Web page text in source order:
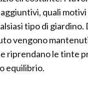
quali
tipo di
vengono
riprendano le tinte
equilibrio.